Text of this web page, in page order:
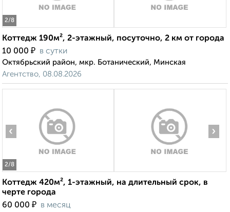
2/8
Коттедж 190м², 2-этажный, посуточно, 2 км от города
10 000 ₽ в сутки
Октябрьский район, мкр. Ботанический, Минская
Агентство, 08.08.2026
2/8
‹ ›
Коттедж 420м², 1-этажный, на длительный срок, в
черте города
60 000 ₽ в месяц